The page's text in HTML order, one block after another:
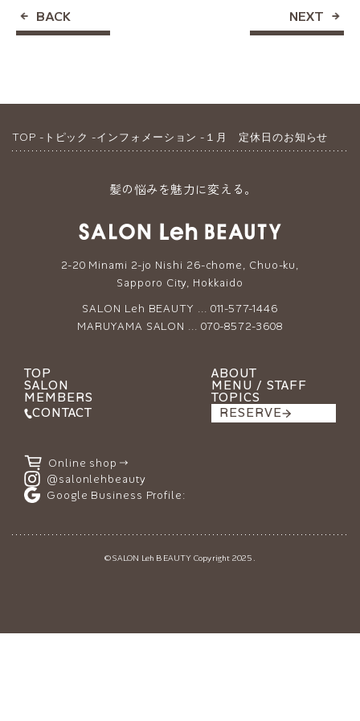
BACK NEXT
TOP トピック インフォメーション １月 定休日のお知らせ
髪の悩みを魅力に変える。
2-20 Minami 2-jo Nishi 26-chome, Chuo-ku,
Sapporo City, Hokkaido
SALON Leh BEAUTY ... 011-577-1446
MARUYAMA SALON ... 070-8572-3608
TOP ABOUT
SALON MENU / STAFF
MEMBERS
TOPICS
CONTACT
RESERVE
Online shop
@salonlehbeauty
Google Business Profile:
© SALON Leh BEAUTY Copyright 2025.